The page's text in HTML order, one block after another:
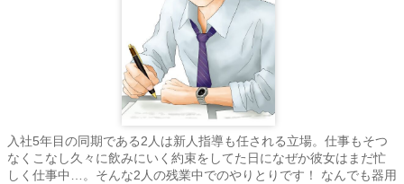
入社5年目の同期である2人は新人指導も任される立場。仕事もそつ
なくこなし久々に飲みにいく約束をしてた日になぜか彼女はまだ忙
しく仕事中…。そんな2人の残業中でのやりとりです！ なんでも器用